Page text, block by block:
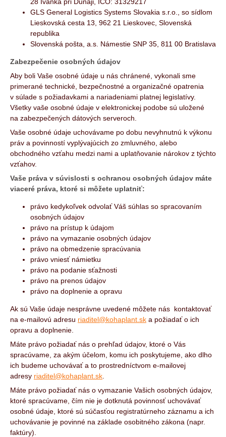
GLS General Logistics Systems Slovakia s.r.o., so sídlom
Lieskovská cesta 13, 962 21 Lieskovec, Slovenská
republika
Slovenská pošta, a.s. Námestie SNP 35, 811 00 Bratislava
Zabezpečenie osobných údajov
Aby boli Vaše osobné údaje u nás chránené, vykonali sme
primerané technické, bezpečnostné a organizačné opatrenia
v súlade s požiadavkami a nariadeniami platnej legislatívy.
Všetky vaše osobné údaje v elektronickej podobe sú uložené
na zabezpečených dátových serveroch.
Vaše osobné údaje uchovávame po dobu nevyhnutnú k výkonu
práv a povinností vyplývajúcich zo zmluvného, alebo
obchodného vzťahu medzi nami a uplatňovanie nárokov z týchto
vzťahov.
Vaše práva v súvislosti s ochranou osobných údajov máte
viaceré práva, ktoré si môžete uplatniť:
právo kedykoľvek odvolať Váš súhlas so spracovaním
osobných údajov
právo na prístup k údajom
právo na vymazanie osobných údajov
právo na obmedzenie spracúvania
právo vniesť námietku
právo na podanie sťažnosti
právo na prenos údajov
právo na doplnenie a opravu
Ak sú Vaše údaje nesprávne uvedené môžete nás kontaktovať
na e-mailovú adresu riaditel@kohaplant.sk a požiadať o ich
opravu a doplnenie.
Máte právo požiadať nás o prehľad údajov, ktoré o Vás
spracúvame, za akým účelom, komu ich poskytujeme, ako dlho
ich budeme uchovávať a to prostredníctvom e-mailovej
adresy riaditel@kohaplant.sk
Máte právo požiadať nás o vymazanie Vašich osobných údajov,
ktoré spracúvame, čím nie je dotknutá povinnosť uchovávať
osobné údaje, ktoré sú súčasťou registratúrneho záznamu a ich
uchovávanie je povinné na základe osobitného zákona (napr.
faktúry).